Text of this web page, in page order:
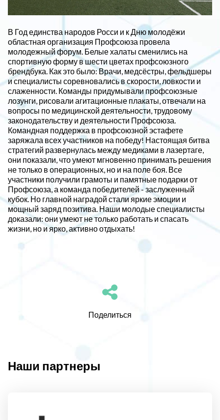
В Год единства народов Росси и к Дню молодёжи
областная организация Профсоюза провела
молодежный форум. Белые халаты сменились на
спортивную форму в шести цветах профсоюзного
брендбука. Как это было: Врачи, медсёстры, фельдшеры
и специалисты соревновались в скорости, ловкости и
слаженности. Команды придумывали профсоюзные
лозунги, рисовали агитационные плакаты, отвечали на
вопросы по медицинской деятельности, трудовому
законодательству и деятельности Профсоюза.
Командная поддержка в профсоюзной эстафете
заряжала всех участников на победу! Настоящая битва
стратегий развернулась между медиками в лазертаге,
они показали, что умеют мгновенно принимать решения
не только в операционных, но и на поле боя. Все
участники получили грамоты и памятные подарки от
Профсоюза, а команда победителей - заслуженный
кубок. Но главной наградой стали яркие эмоции и
мощный заряд позитива. Наши молодые специалисты
доказали: они умеют не только работать и спасать
жизни, но и ярко, активно отдыхать!
Поделиться
Наши партнеры